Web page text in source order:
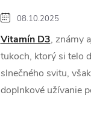
08.10.2025
Vitamín D3, známy
tukoch, ktorý si telo
slnečného svitu,
doplnkové užívanie